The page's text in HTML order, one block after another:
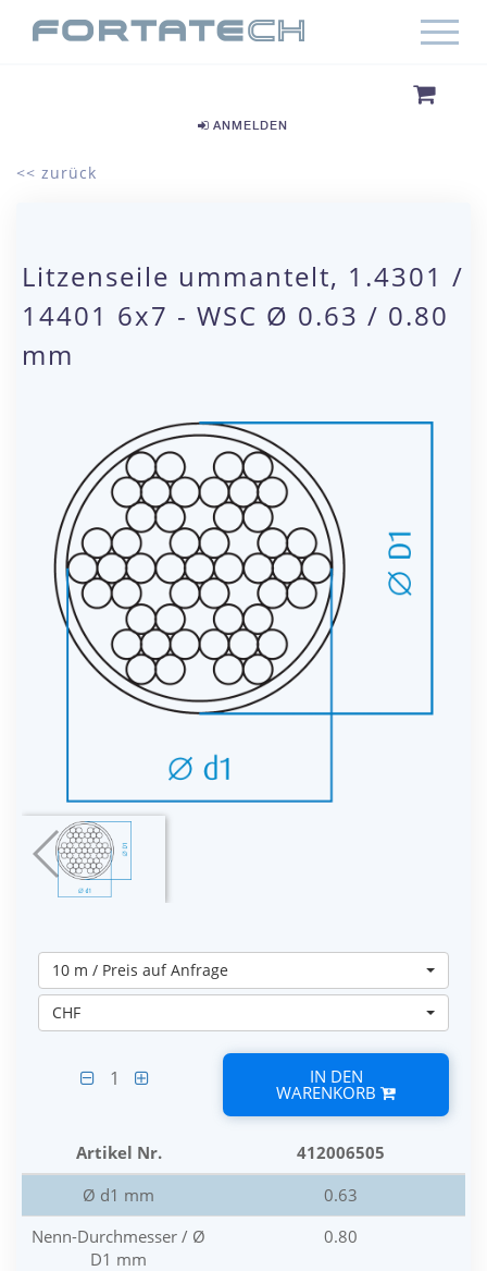
ANMELDEN
<< zurück
Litzenseile ummantelt, 1.4301 /
14401 6x7 - WSC Ø 0.63 / 0.80
mm
10 m / Preis auf Anfrage
CHF
1 IN DEN
WARENKORB
Artikel Nr.
412006505
Ø d1 mm
0.63
Nenn-Durchmesser / Ø
D1 mm
0.80